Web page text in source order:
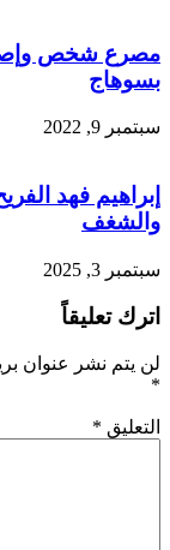
مصرع شخص
بسوهاج
سبتمبر 9, 2022
إبراهيم فهد
والشغف
سبتمبر 3, 2025
اترك تعليقاً
لن يتم نشر عنوان
*
التعليق *